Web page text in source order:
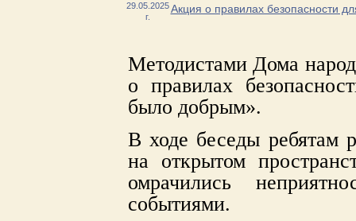
29.05.2025
г.
Акция о правилах безопасности
Методистами Дома
о правилах
было добрым».
В ходе беседы ребятам
на открытом
омрачились
событиями.